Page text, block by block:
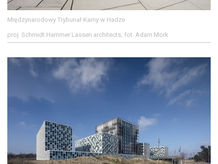
Międzynarodowy Trybunał Karny w Hadze
proj. Schmidt Hammer Lassen architects, fot. Adam Mork